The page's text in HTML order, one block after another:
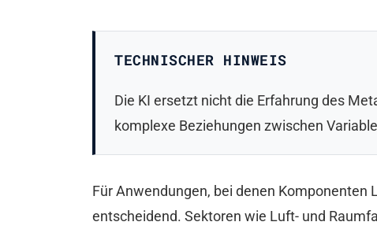
TECHNISCHER HINWEIS
Die KI ersetzt nicht die Erfahrung des
komplexe Beziehungen zwischen
Für Anwendungen, bei denen
entscheidend. Sektoren wie Luft- und